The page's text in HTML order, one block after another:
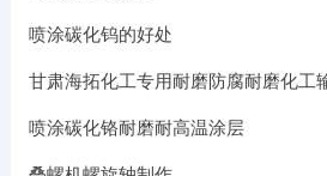
喷涂碳化钨的好处
甘肃海拓化工专用耐磨防腐耐磨化工
喷涂碳化铬耐磨耐高温涂层